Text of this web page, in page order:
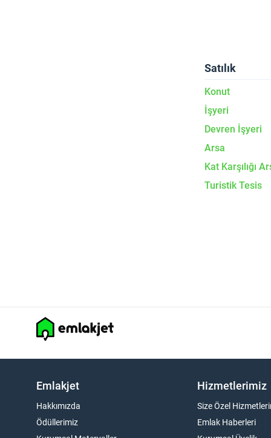
Satılık
Konut
İşyeri
Devren İşyeri
Arsa
Kat Karşılığı
Turistik Tesis
Emlakjet
Hakkımızda
Ödüllerimiz
Hizmetlerimiz
Size Özel
Emlak Haberleri